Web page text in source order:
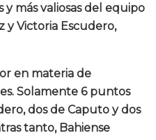
y más valiosas del equipo
Victoria Escudero,
en materia de
Solamente 6 puntos
dos de Caputo y dos
tanto, Bahiense